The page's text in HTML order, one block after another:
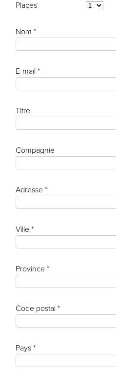
Places
Nom *
E-mail *
Titre
Compagnie
Adresse *
Ville *
Province *
Code postal *
Pays *